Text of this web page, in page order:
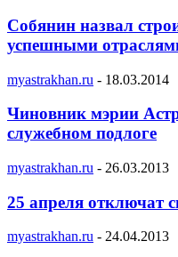
Собянин назвал
успешными
myastrakhan.ru - 18.03.2014
Чиновник мэрии
служебном подлоге
myastrakhan.ru - 26.03.2013
25 апреля отключат
myastrakhan.ru - 24.04.2013